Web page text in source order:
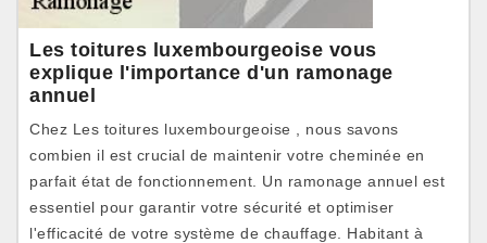
Les toitures luxembourgeoise vous
explique l'importance d'un ramonage
annuel
Chez Les toitures luxembourgeoise , nous savons
combien il est crucial de maintenir votre cheminée en
parfait état de fonctionnement. Un ramonage annuel est
essentiel pour garantir votre sécurité et optimiser
l'efficacité de votre système de chauffage. Habitant à